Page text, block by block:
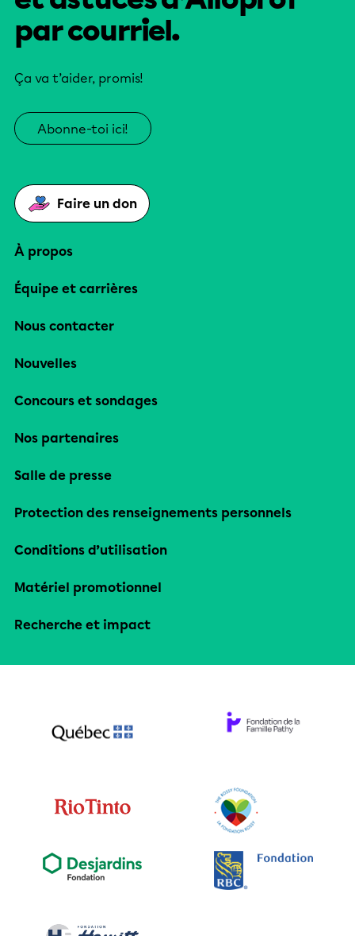
par courriel.
Ça va t’aider, promis!
Abonne-toi ici!
Faire un don
À propos
Équipe et carrières
Nous contacter
Nouvelles
Concours et sondages
Nos partenaires
Salle de presse
Protection des renseignements personnels
Conditions d’utilisation
Matériel promotionnel
Recherche et impact